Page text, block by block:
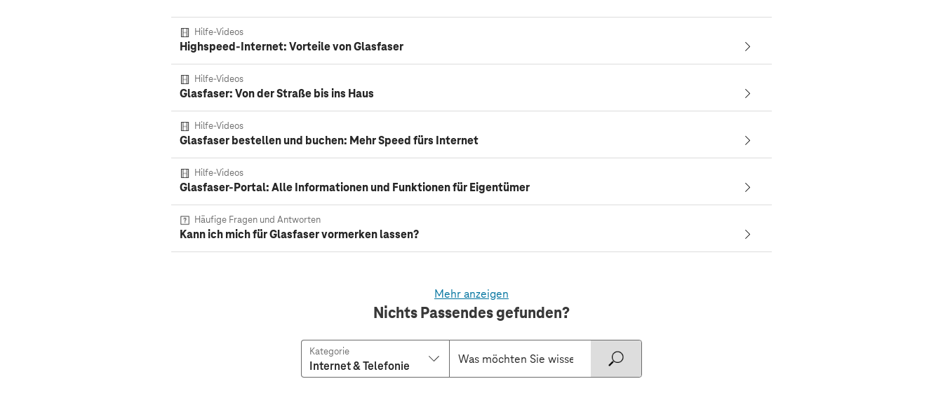
Hilfe-Videos
Highspeed-Internet: Vorteile von Glasfaser
Hilfe-Videos
Glasfaser: Von der Straße bis ins Haus
Hilfe-Videos
Glasfaser bestellen und buchen: Mehr Speed fürs Internet
Hilfe-Videos
Glasfaser-Portal: Alle Informationen und Funktionen für Eigentümer
Häufige Fragen und Antworten
Kann ich mich für Glasfaser vormerken lassen?
Mehr anzeigen
Nichts Passendes gefunden?
Internet & Telefonie
Kategorie